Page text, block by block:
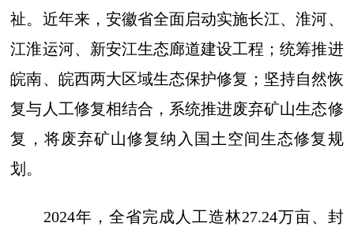
祉。近年来，安徽省全面启动实施长江、淮河、
江淮运河、新安江生态廊道建设工程；统筹推进
皖南、皖西两大区域生态保护修复；坚持自然恢
复与人工修复相结合，系统推进废弃矿山生态修
复，将废弃矿山修复纳入国土空间生态修复规
划。
2024年，全省完成人工造林27.24万亩、封